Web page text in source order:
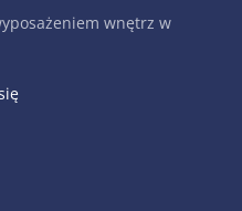
wnętrz w